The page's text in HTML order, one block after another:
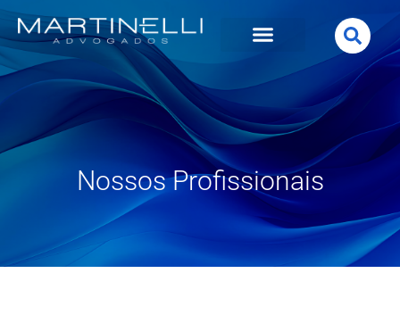
Nossos Profissionais